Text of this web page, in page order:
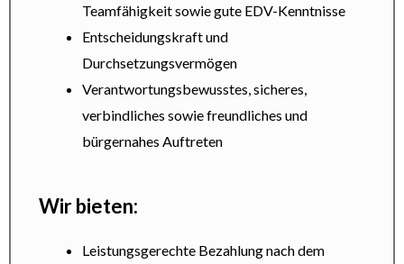
Teamfähigkeit sowie gute EDV-Kenntnisse
Entscheidungskraft und
Durchsetzungsvermögen
Verantwortungsbewusstes, sicheres,
verbindliches sowie freundliches und
bürgernahes Auftreten
Wir bieten:
Leistungsgerechte Bezahlung nach dem